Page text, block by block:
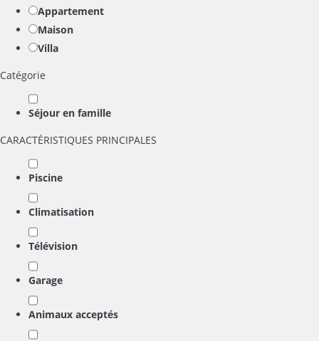
Appartement
Maison
Villa
Catégorie
Séjour en famille
CARACTÉRISTIQUES PRINCIPALES
Piscine
Climatisation
Télévision
Garage
Animaux acceptés